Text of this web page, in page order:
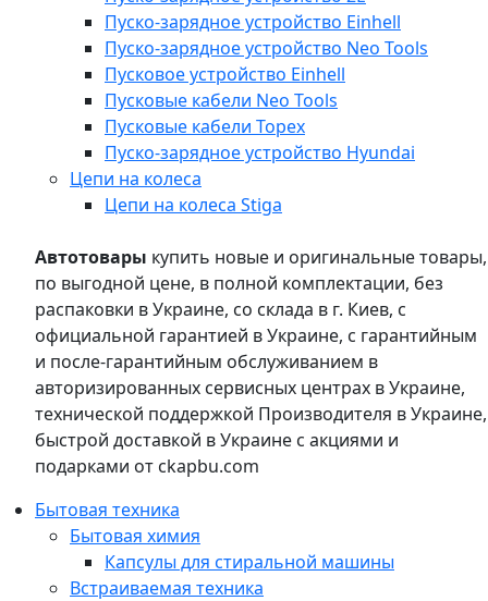
Пуско-зарядное устройство Einhell
Пуско-зарядное устройство Neo Tools
Пусковое устройство Einhell
Пусковые кабели Neo Tools
Пусковые кабели Topex
Пуско-зарядное устройство Hyundai
Цепи на колеса
Цепи на колеса Stiga
Автотовары купить новые и оригинальные товары,
по выгодной цене, в полной комплектации, без
распаковки в Украине, со склада в г. Киев, с
официальной гарантией в Украине, с гарантийным
и после-гарантийным обслуживанием в
авторизированных сервисных центрах в Украине,
технической поддержкой Производителя в Украине,
быстрой доставкой в Украине с акциями и
подарками от ckapbu.com
Бытовая техника
Бытовая химия
Капсулы для стиральной машины
Встраиваемая техника